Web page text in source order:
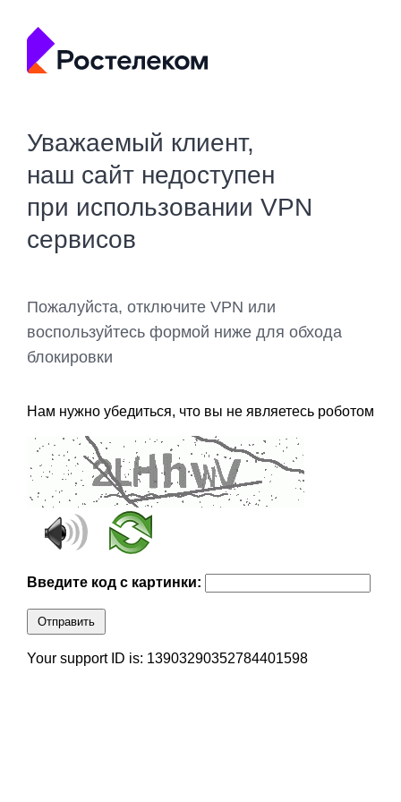
Уважаемый клиент,
наш сайт недоступен
при использовании VPN
сервисов
Пожалуйста, отключите VPN или
воспользуйтесь формой ниже для обхода
блокировки
Нам нужно убедиться, что вы не являетесь роботом
Введите код с картинки:
Отправить
Your support ID is: 13903290352784401598